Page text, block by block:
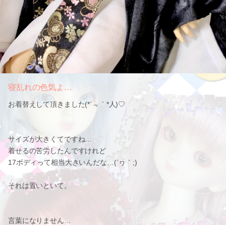
寝乱れの色気よ…
お着替えして頂きました(*´﹃｀*人)♡
サイズが大きくてですね…
着せるの苦労したんですけれど
17ボディって相当大きいんだな…(´ヮ｀;)
それは置いといて。
言葉になりません…